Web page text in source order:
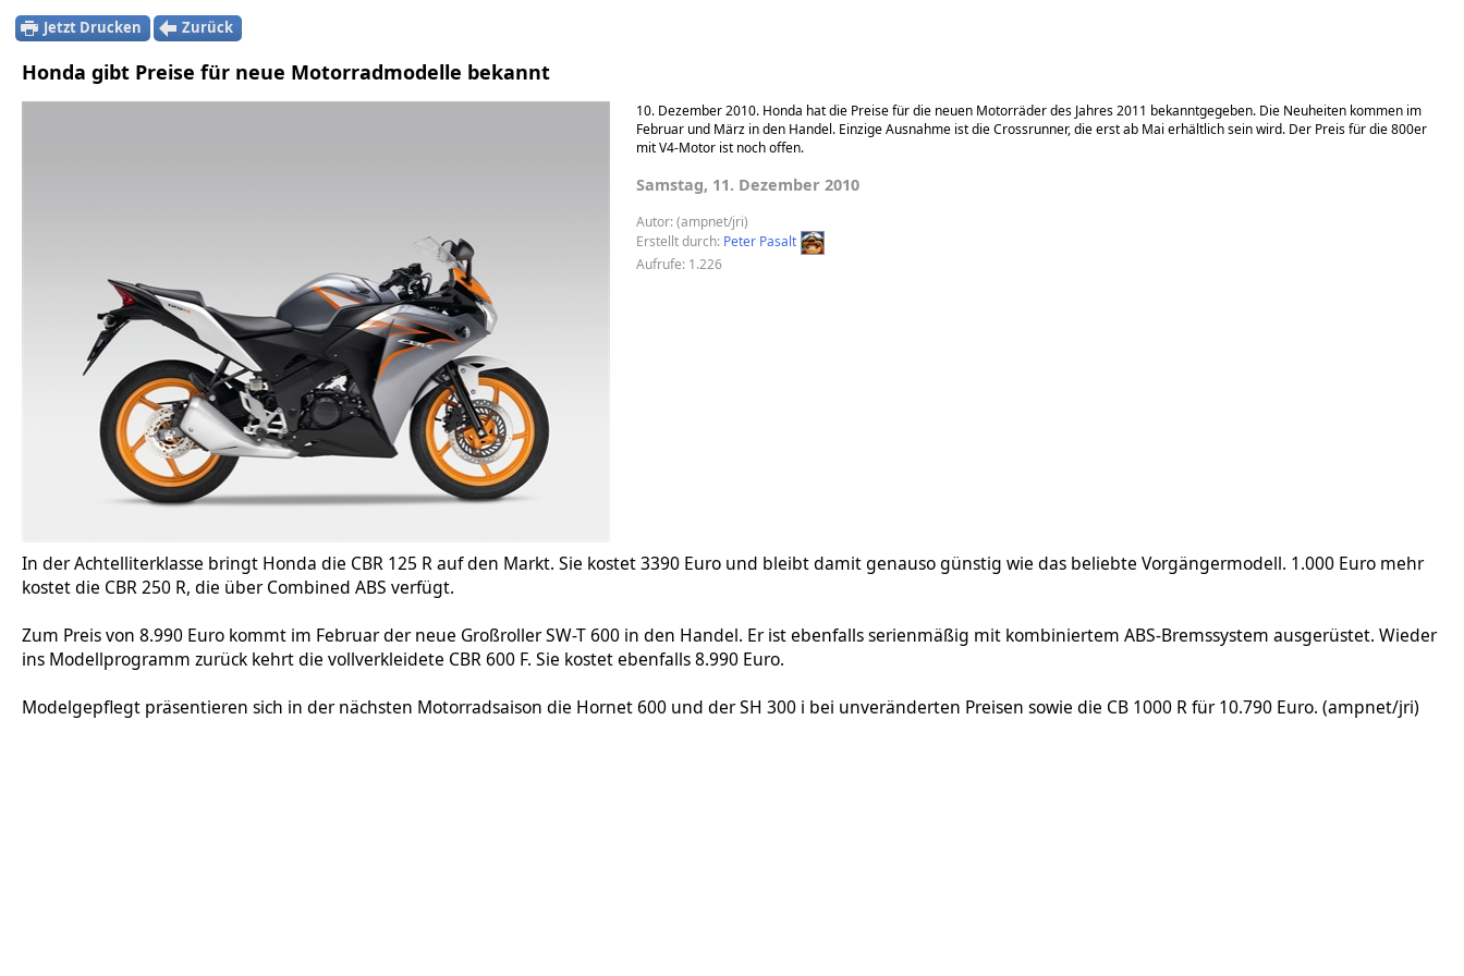
Jetzt Drucken Zurück
Honda gibt Preise für neue Motorradmodelle bekannt
10. Dezember 2010. Honda hat die Preise für die neuen Motorräder des Jahres 2011 bekanntgegeben. Die Neuheiten kommen im
Februar und März in den Handel. Einzige Ausnahme ist die Crossrunner, die erst ab Mai erhältlich sein wird. Der Preis für die 800er
mit V4-Motor ist noch offen.
Samstag, 11. Dezember 2010
Autor:(ampnet/jri)
Erstellt durch: Peter Pasalt
Aufrufe: 1.226
In der Achtelliterklasse bringt Honda die CBR 125 R auf den Markt. Sie kostet 3390 Euro und bleibt damit genauso günstig wie das beliebte Vorgängermodell. 1.000 Euro mehr
kostet die CBR 250 R, die über Combined ABS verfügt.
Zum Preis von 8.990 Euro kommt im Februar der neue Großroller SW-T 600 in den Handel. Er ist ebenfalls serienmäßig mit kombiniertem ABS-Bremssystem ausgerüstet. Wieder
ins Modellprogramm zurück kehrt die vollverkleidete CBR 600 F. Sie kostet ebenfalls 8.990 Euro.
Modelgepflegt präsentieren sich in der nächsten Motorradsaison die Hornet 600 und der SH 300 i bei unveränderten Preisen sowie die CB 1000 R für 10.790 Euro. (ampnet/jri)